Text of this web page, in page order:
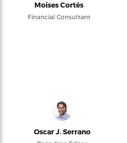
Moises Cortés
Financial Consultant
Oscar J. Serrano